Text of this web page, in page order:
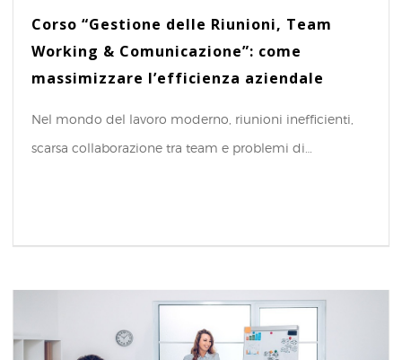
Corso “Gestione delle Riunioni, Team
Working & Comunicazione”: come
massimizzare l’efficienza aziendale
Nel mondo del lavoro moderno, riunioni inefficienti,
scarsa collaborazione tra team e problemi di…